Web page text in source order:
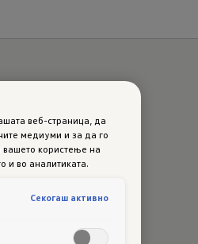
по
веб-страница, да
медиуми и за да го
користење на
и во аналитиката.
Секогаш активно